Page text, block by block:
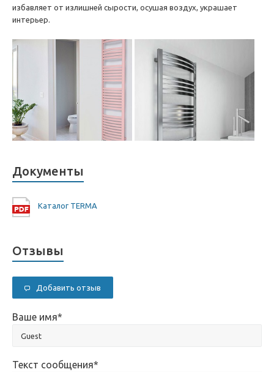
избавляет от излишней сырости, осушая воздух, украшает
интерьер.
Документы
Каталог TERMA
Отзывы
Добавить отзыв
Ваше имя*
Текст сообщения*